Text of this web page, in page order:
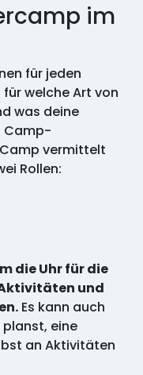
im
für jeden
welche Art von
was deine
Camp-
vermittelt
Rollen:
die Uhr für die
und
Es kann auch
eine
an Aktivitäten